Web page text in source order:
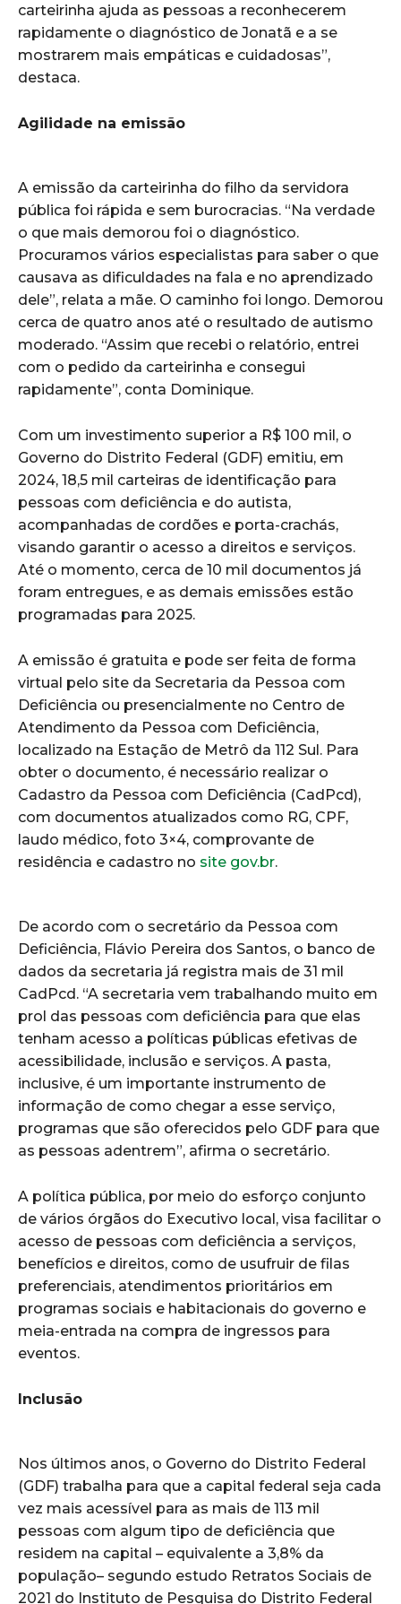
carteirinha ajuda as pessoas a reconhecerem
rapidamente o diagnóstico de Jonatã e a se
mostrarem mais empáticas e cuidadosas”,
destaca.
Agilidade na emissão
A emissão da carteirinha do filho da servidora
pública foi rápida e sem burocracias. “Na verdade
o que mais demorou foi o diagnóstico.
Procuramos vários especialistas para saber o que
causava as dificuldades na fala e no aprendizado
dele”, relata a mãe. O caminho foi longo. Demorou
cerca de quatro anos até o resultado de autismo
moderado. “Assim que recebi o relatório, entrei
com o pedido da carteirinha e consegui
rapidamente”, conta Dominique.
Com um investimento superior a R$ 100 mil, o
Governo do Distrito Federal (GDF) emitiu, em
2024, 18,5 mil carteiras de identificação para
pessoas com deficiência e do autista,
acompanhadas de cordões e porta-crachás,
visando garantir o acesso a direitos e serviços.
Até o momento, cerca de 10 mil documentos já
foram entregues, e as demais emissões estão
programadas para 2025.
A emissão é gratuita e pode ser feita de forma
virtual pelo site da Secretaria da Pessoa com
Deficiência ou presencialmente no Centro de
Atendimento da Pessoa com Deficiência,
localizado na Estação de Metrô da 112 Sul. Para
obter o documento, é necessário realizar o
Cadastro da Pessoa com Deficiência (CadPcd),
com documentos atualizados como RG, CPF,
laudo médico, foto 3×4, comprovante de
residência e cadastro no site gov.br.
De acordo com o secretário da Pessoa com
Deficiência, Flávio Pereira dos Santos, o banco de
dados da secretaria já registra mais de 31 mil
CadPcd. “A secretaria vem trabalhando muito em
prol das pessoas com deficiência para que elas
tenham acesso a políticas públicas efetivas de
acessibilidade, inclusão e serviços. A pasta,
inclusive, é um importante instrumento de
informação de como chegar a esse serviço,
programas que são oferecidos pelo GDF para que
as pessoas adentrem”, afirma o secretário.
A política pública, por meio do esforço conjunto
de vários órgãos do Executivo local, visa facilitar o
acesso de pessoas com deficiência a serviços,
benefícios e direitos, como de usufruir de filas
preferenciais, atendimentos prioritários em
programas sociais e habitacionais do governo e
meia-entrada na compra de ingressos para
eventos.
Inclusão
Nos últimos anos, o Governo do Distrito Federal
(GDF) trabalha para que a capital federal seja cada
vez mais acessível para as mais de 113 mil
pessoas com algum tipo de deficiência que
residem na capital – equivalente a 3,8% da
população– segundo estudo Retratos Sociais de
2021 do Instituto de Pesquisa do Distrito Federal